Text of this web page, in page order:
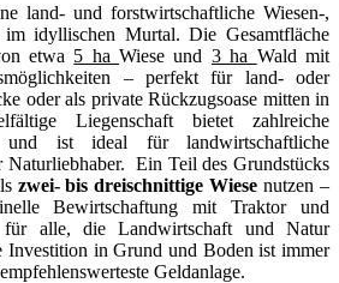
land- und forstwirtschaftliche Wiesen-,
idyllischen Murtal. Die Gesamtfläche
etwa 5 haWiese und 3 ha Wald mit
– perfekt für land- oder
oder als private Rückzugsoase mitten in
Liegenschaft bietet zahlreiche
und ist ideal für landwirtschaftliche
Naturliebhaber. Ein Teil des Grundstücks
zwei- bis dreischnittige Wiese nutzen –
Bewirtschaftung mit Traktor und
für alle, die Landwirtschaft und Natur
Investition in Grund und Boden ist immer
Geldanlage.